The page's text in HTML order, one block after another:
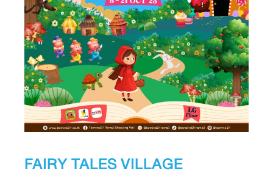
FAIRY TALES VILLAGE